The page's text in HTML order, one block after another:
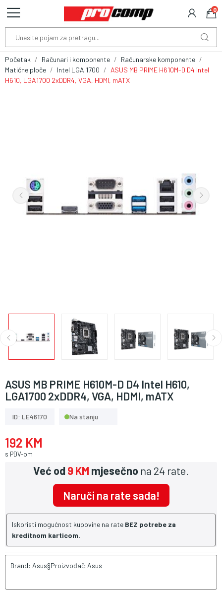
0
Početak Računari i komponente
Računarske komponente
Matične ploče
Intel LGA 1700
ASUS MB PRIME H610M-D D4 Intel
H610, LGA1700 2xDDR4, VGA, HDMI, mATX
ASUS MB PRIME H610M-D D4 Intel H610,
LGA1700 2xDDR4, VGA, HDMI, mATX
ID: LE46170 Na stanju
192 KM
s PDV-om
Već od9 KM mjesečno na 24 rate.
Naruči na rate sada!
Iskoristi mogućnost kupovine na rate BEZ potrebe za
kreditnom karticom.
Brand: Asus§Proizvođač:Asus